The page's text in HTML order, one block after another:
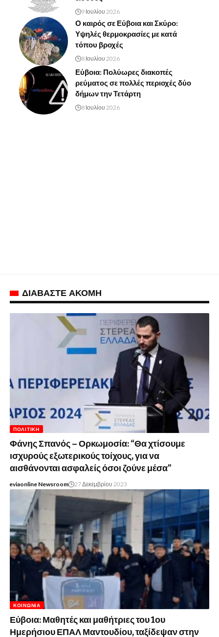
9 Ιουλίου 2026
Ο καιρός σε Εύβοια και Σκύρο:
Υψηλές θερμοκρασίες με κατά
τόπου βροχές
8 Ιουλίου 2026
Εύβοια: Πολύωρες διακοπές
ρεύματος σε πολλές περιοχές δύο
δήμων την Τετάρτη
8 Ιουλίου 2026
ΔΙΑΒΑΣΤΕ ΑΚΟΜΗ
ΠΟΛΙΤΙΚΉ
Φάνης Σπανός – Ορκωμοσία: “Θα χτίσουμε
ισχυρούς εξωτερικούς τοίχους, για να
αισθάνονται ασφαλείς όσοι ζούνε μέσα”
eviaonline Newsroom 27 Δεκεμβρίου 2023
ΚΟΙΝΩΝΊΑ
Εύβοια: Μαθητές και μαθήτριες του 1ου
Ημερήσιου ΕΠΑΛ Μαντουδίου, ταξίδεψαν στην